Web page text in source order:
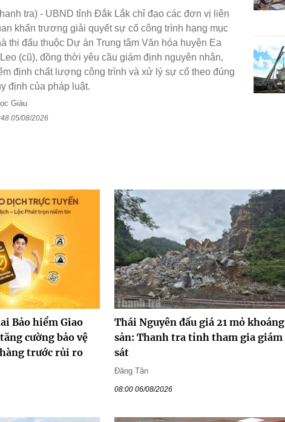
tra) - UBND tỉnh Đắk Lắk chỉ đạo các đơn vị liên
khẩn trương giải quyết sự cố công trình hạng mục
thi đấu thuộc Dự án Trung tâm Văn hóa huyện Ea
(cũ), đồng thời yêu cầu giám định nguyên nhân,
định chất lượng công trình và xử lý sự cố theo đúng
định của pháp luật.
Giàu
05/08/2026
Bảo hiểm Giao
cường bảo vệ
trước rủi ro
Thái Nguyên đấu giá 21 mỏ khoáng
sản: Thanh tra tỉnh tham gia giám
sát
Đăng Tân
08:00 06/08/2026